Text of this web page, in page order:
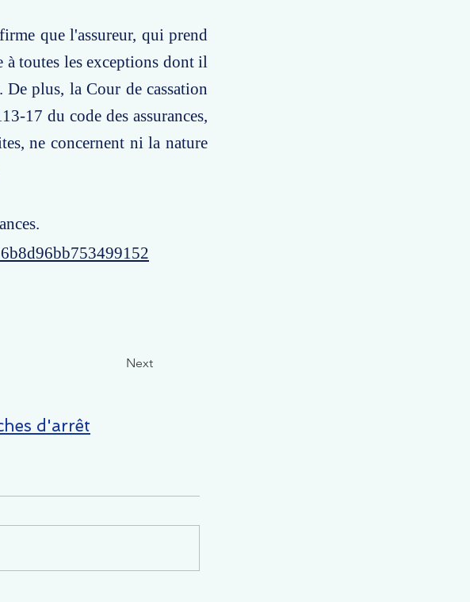
que l'assureur, qui prend
à toutes les exceptions dont il
plus, la Cour de cassation
17 du code des assurances,
ne concernent ni la nature
Next
d'arrêt